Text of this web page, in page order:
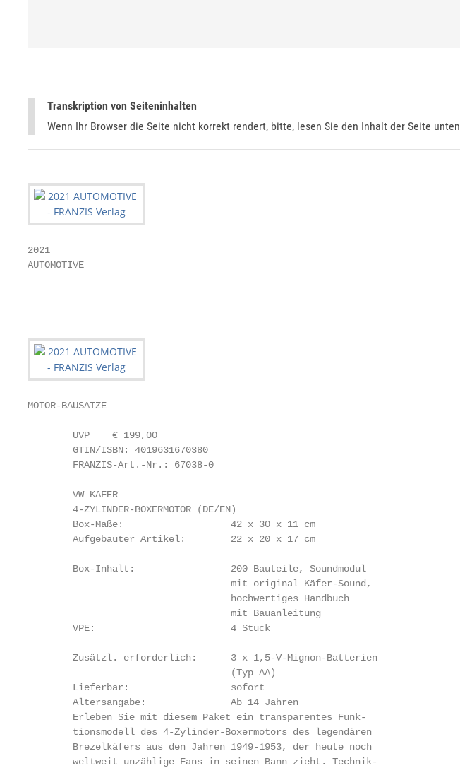
Transkription von Seiteninhalten
Wenn Ihr Browser die Seite nicht korrekt rendert, bitte, lesen Sie den Inhalt der Seite unten
2021
AUTOMOTIVE
MOTOR-BAUSÄTZE
        UVP    € 199,00
        GTIN/ISBN: 4019631670380
        FRANZIS-Art.-Nr.: 67038-0
        VW KÄFER
        4-ZYLINDER-BOXERMOTOR (DE/EN)
        Box-Maße:                   42 x 30 x 11 cm
        Aufgebauter Artikel:        22 x 20 x 17 cm
        Box-Inhalt:                 200 Bauteile, Soundmodul
                                    mit original Käfer-Sound,
                                    hochwertiges Handbuch
                                    mit Bauanleitung
        VPE:                        4 Stück
        Zusätzl. erforderlich:      3 x 1,5-V-Mignon-Batterien
                                    (Typ AA)
        Lieferbar:                  sofort
        Altersangabe:               Ab 14 Jahren
        Erleben Sie mit diesem Paket ein transparentes Funk-
        tionsmodell des 4-Zylinder-Boxermotors des legendären
        Brezelkäfers aus den Jahren 1949-1953, der heute noch
        weltweit unzählige Fans in seinen Bann zieht. Technik-